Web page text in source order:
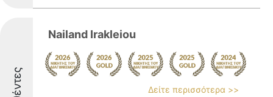
Nailand Irakleiou
Δείτε περισσότερα >>